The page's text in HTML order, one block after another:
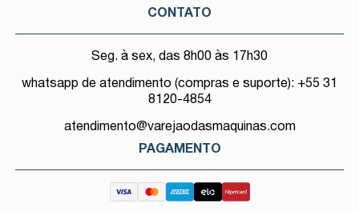
CONTATO
Seg. à sex, das 8h00 às 17h30
whatsapp de atendimento (compras e suporte): +55 31
8120-4854
atendimento@varejaodasmaquinas.com
PAGAMENTO